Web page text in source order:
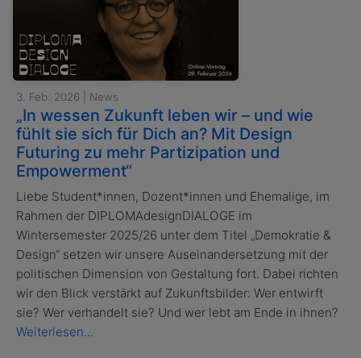
3. Feb. 2026 | News
„In wessen Zukunft leben wir – und wie
fühlt sie sich für Dich an? Mit Design
Futuring zu mehr Partizipation und
Empowerment“
Liebe Student*innen, Dozent*innen und Ehemalige, im
Rahmen der DIPLOMAdesignDIALOGE im
Wintersemester 2025/26 unter dem Titel „Demokratie &
Design“ setzen wir unsere Auseinandersetzung mit der
politischen Dimension von Gestaltung fort. Dabei richten
wir den Blick verstärkt auf Zukunftsbilder: Wer entwirft
sie? Wer verhandelt sie? Und wer lebt am Ende in ihnen?
Weiterlesen...